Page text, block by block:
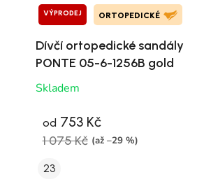
VÝPRODEJ ORTOPEDICKÉ
Dívčí ortopedické sandály
PONTE 05-6-1256B gold
Skladem
od 753 Kč
1 075 Kč (až –29 %)
23